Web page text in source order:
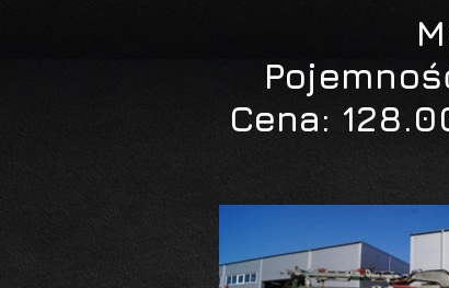
Cena: